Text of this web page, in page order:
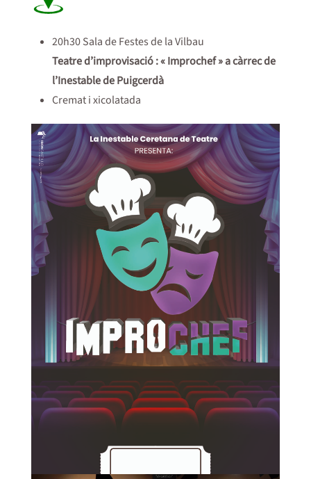
20h30 Sala de Festes de la Vilbau
Teatre d’improvisació : « Improchef » a càrrec de
l’Inestable de Puigcerdà
Cremat i xicolatada